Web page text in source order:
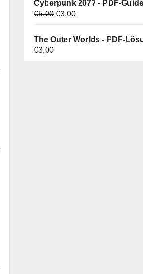
Cyberpunk 2077 - PDF-Guide
€5,00 Ursprünglicher
€3,00Aktueller
ist:
The Outer Worlds - PDF-
€3,00